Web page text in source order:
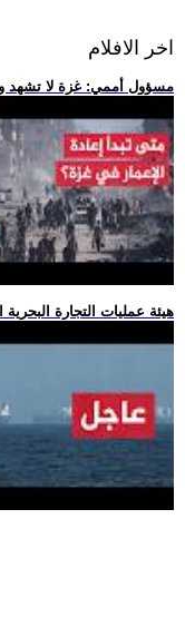
اخر الافلام
.. مسؤول أممي: غزة لا تشهد
.. هيئة عمليات التجارة